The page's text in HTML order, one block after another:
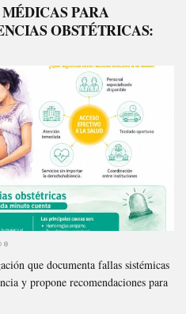
PARA
OBSTÉTRICAS:
0
que documenta fallas sistémicas
y propone recomendaciones para